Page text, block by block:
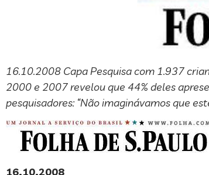
16.10.2008 Capa Pesquisa com 1.937
2000 e 2007 revelou que 44% deles
pesquisadores: “Não imaginávamos que
16.10.2008